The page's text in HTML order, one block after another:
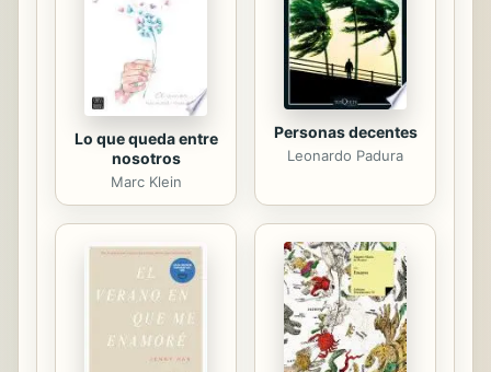
son de piedra y no de carne y hueso,
Lo que queda entre
nosotros
Marc Klein
Personas decentes
Leonardo Padura